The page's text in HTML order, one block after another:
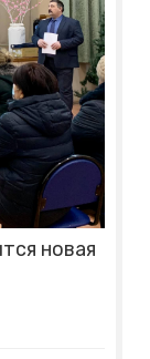
новая